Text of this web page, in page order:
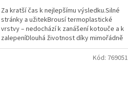
Za kratší čas k nejlepšímu výsledku.Silné
stránky a užitekBrousí termoplastické
vrstvy – nedochází k zanášení kotouče a k
zalepeníDlouhá životnost díky mimořádně
kvalitním a...
Kód: 769051